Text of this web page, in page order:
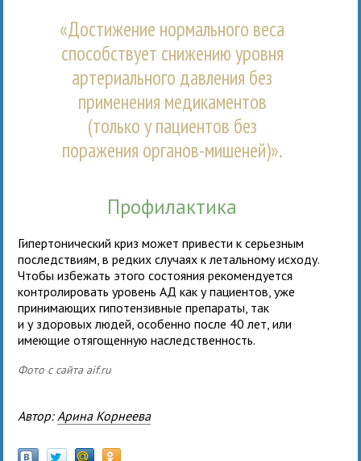
«Достижение нормального веса
способствует снижению уровня
артериального давления без
применения медикаментов
(только у пациентов без
поражения органов-мишеней)».
Профилактика
Гипертонический криз может привести к серьезным
последствиям, в редких случаях к летальному исходу.
Чтобы избежать этого состояния рекомендуется
контролировать уровень АД как у пациентов, уже
принимающих гипотензивные препараты, так
и у здоровых людей, особенно после 40 лет, или
имеющие отягощенную наследственность.
Фото с сайта aif.ru
Автор: Арина Корнеева